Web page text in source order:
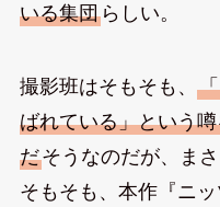
いる集団らしい。
撮影班はそもそも、
ばれている」という
だそうなのだが、ま
そもそも、本作『ニ